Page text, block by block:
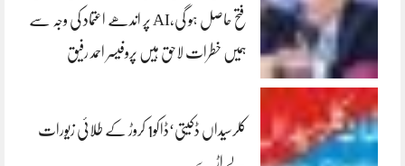
فتح حاصل ہو گی،AI پر اندھے اعتماد کی وجہ سے
ہمیں خطرات لاحق ہیں پروفیسر احمد رفیق
کلرسیداں ڈکیتی‘ڈاکو1 کروڑ کے طلائی زیورات
لے اڑے